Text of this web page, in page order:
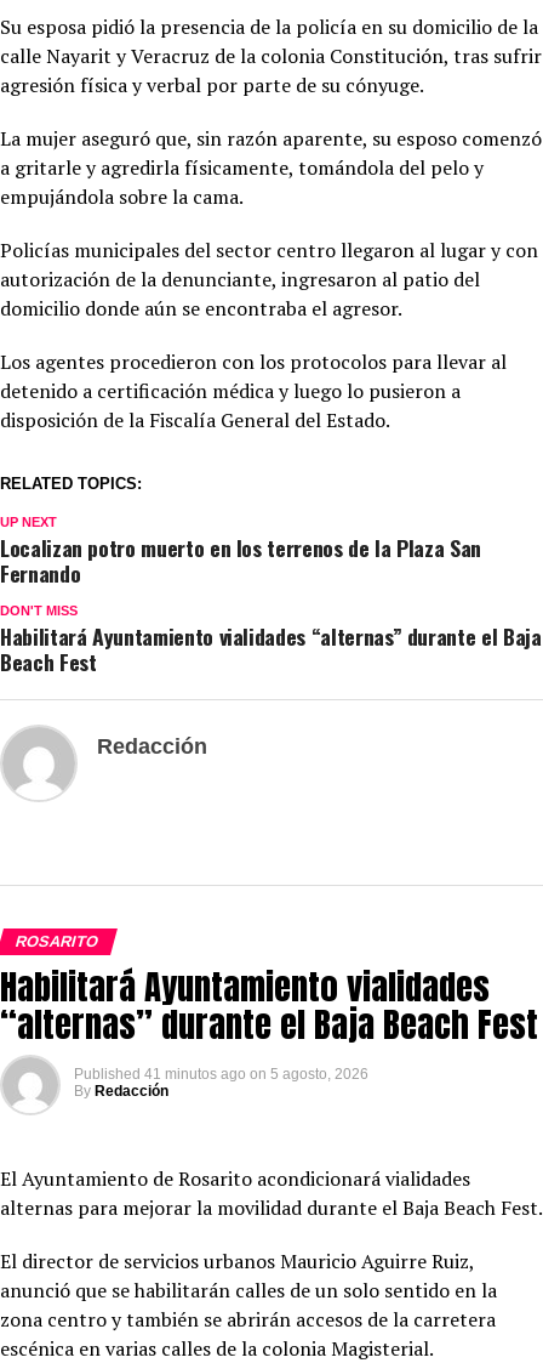
Su esposa pidió la presencia de la policía en su domicilio de la
calle Nayarit y Veracruz de la colonia Constitución, tras sufrir
agresión física y verbal por parte de su cónyuge.
La mujer aseguró que, sin razón aparente, su esposo comenzó
a gritarle y agredirla físicamente, tomándola del pelo y
empujándola sobre la cama.
Policías municipales del sector centro llegaron al lugar y con
autorización de la denunciante, ingresaron al patio del
domicilio donde aún se encontraba el agresor.
Los agentes procedieron con los protocolos para llevar al
detenido a certificación médica y luego lo pusieron a
disposición de la Fiscalía General del Estado.
RELATED TOPICS:
UP NEXT
Localizan potro muerto en los terrenos de la Plaza San
Fernando
DON'T MISS
Habilitará Ayuntamiento vialidades “alternas” durante el Baja
Beach Fest
Redacción
ROSARITO
Habilitará Ayuntamiento vialidades
“alternas” durante el Baja Beach Fest
Published 41 minutos ago on 5 agosto, 2026
By Redacción
El Ayuntamiento de Rosarito acondicionará vialidades
alternas para mejorar la movilidad durante el Baja Beach Fest.
El director de servicios urbanos Mauricio Aguirre Ruiz,
anunció que se habilitarán calles de un solo sentido en la
zona centro y también se abrirán accesos de la carretera
escénica en varias calles de la colonia Magisterial.